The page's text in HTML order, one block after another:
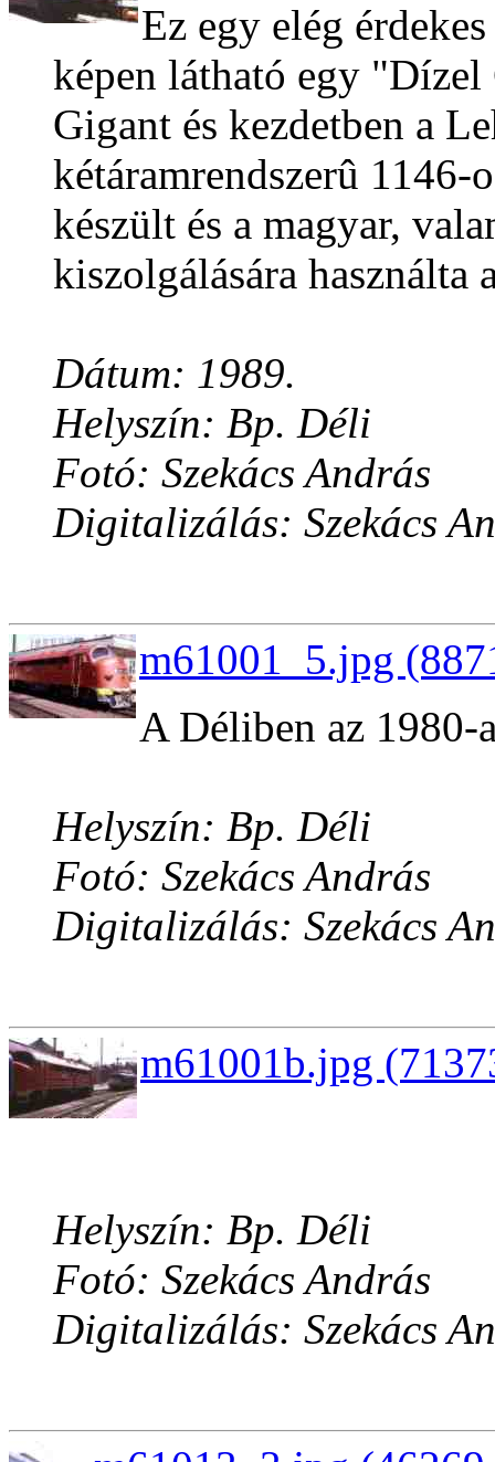
Ez egy elég
képen látható egy
Gigant és kezdetben a
kétáramrendszerû 1146-
készült és a magyar,
kiszolgálására használta
Dátum: 1989.
Helyszín: Bp. Déli
Fotó: Szekács András
Digitalizálás: Szekács
m61001_5.jpg
A Déliben az 1980-
Helyszín: Bp. Déli
Fotó: Szekács András
Digitalizálás: Szekács
m61001b.jpg
Helyszín: Bp. Déli
Fotó: Szekács András
Digitalizálás: Szekács